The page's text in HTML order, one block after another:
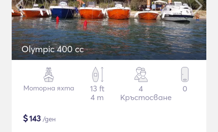
Olympic 400 cc
Моторна яхта
13 ft
4 m
4
Кръстосване
0
$143 /ден